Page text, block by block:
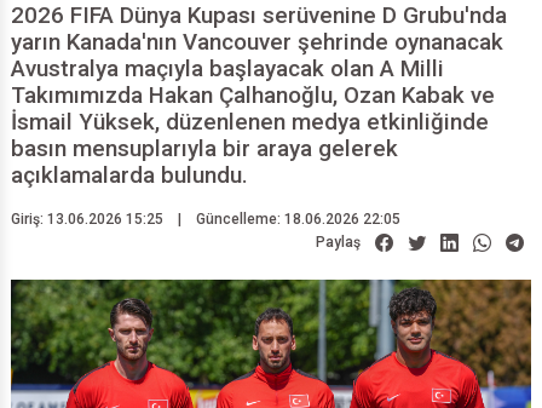
2026 FIFA Dünya Kupası serüvenine D Grubu'nda
yarın Kanada'nın Vancouver şehrinde oynanacak
Avustralya maçıyla başlayacak olan A Milli
Takımımızda Hakan Çalhanoğlu, Ozan Kabak ve
İsmail Yüksek, düzenlenen medya etkinliğinde
basın mensuplarıyla bir araya gelerek
açıklamalarda bulundu.
Giriş: 13.06.2026 15:25 |
Güncelleme: 18.06.2026 22:05
Paylaş